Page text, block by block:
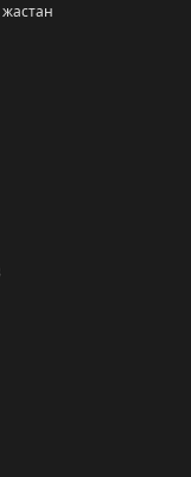
жастан